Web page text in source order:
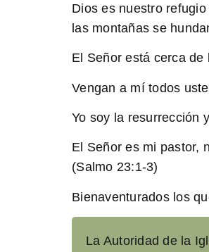
Dios es nuestro
las montañas se
El Señor está cerca
Vengan a mí todos
Yo soy la resurrección
El Señor es mi pastor,
(Salmo 23:1-3)
Bienaventurados los
La Autoridad de la